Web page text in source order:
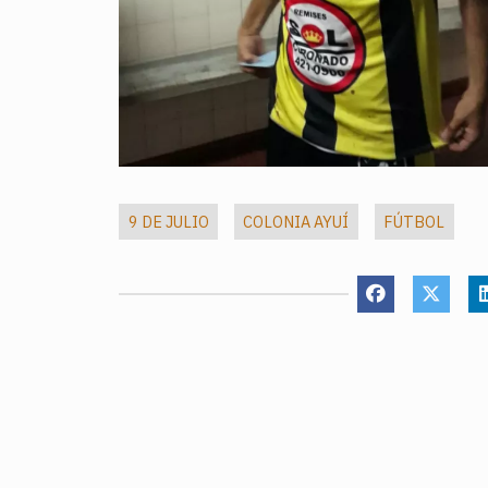
9 DE JULIO COLONIA AYUÍ FÚTBOL